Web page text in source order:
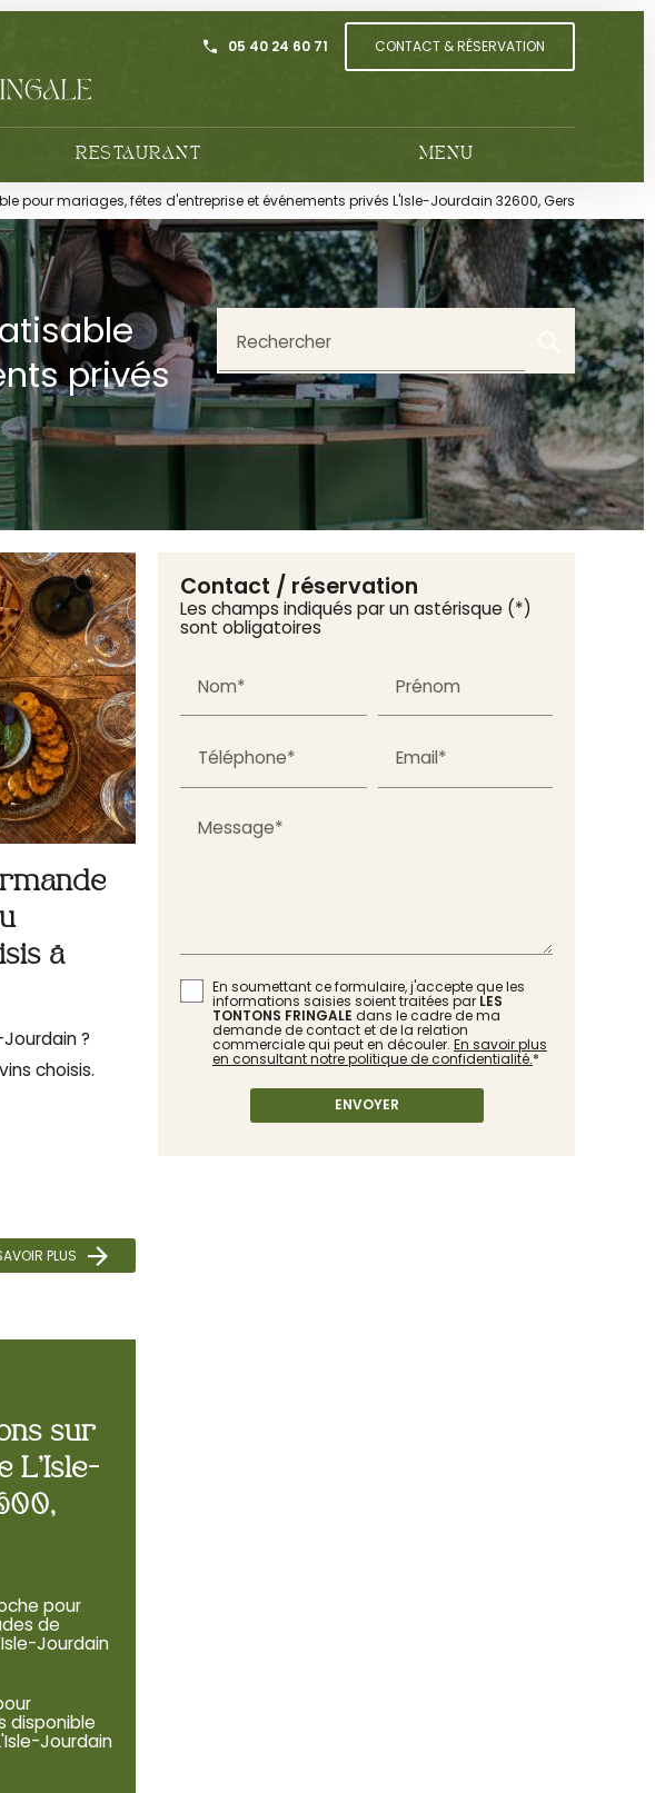
05 40 24 60 71 CONTACT & RÉSERVATION
RESTAURANT MENU
pour mariages, fêtes d'entreprise et événements privés L'Isle-Jourdain 32600, Gers
privés
Rechercher
à
?
choisis.
PLUS
sur
L'Isle-
pour
de
Jourdain
disponible
Jourdain
Contact / réservation
Les champs indiqués par un astérisque (*)
sont obligatoires
Nom* Prénom
Téléphone* Email*
Message*
En soumettant ce formulaire, j'accepte que les
informations saisies soient traitées par LES
TONTONS FRINGALE dans le cadre de ma
demande de contact et de la relation
commerciale qui peut en découler. En savoir plus
en consultant notre politique de confidentialité.*